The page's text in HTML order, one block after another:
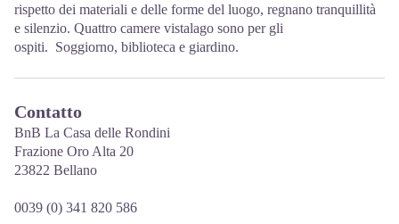
rispetto dei materiali e delle forme del luogo, regnano tranquillità
e silenzio. Quattro camere vistalago sono per gli
ospiti. Soggiorno, biblioteca e giardino.
Contatto
BnB La Casa delle Rondini
Frazione Oro Alta 20
23822 Bellano
0039 (0) 341 820 586